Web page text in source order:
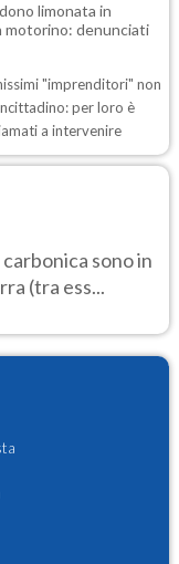
limonata in
motorino: denunciati
"imprenditori" non
per loro è
a intervenire
sono in
(tra ess...